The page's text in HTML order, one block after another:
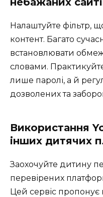
Налаштуйте фільтр,
контент. Багато
встановлювати
словами.
лише паролі, а й
дозволених та
Використання
інших дитячих
Заохочуйте дитину
перевірених
Цей сервіс пропонує